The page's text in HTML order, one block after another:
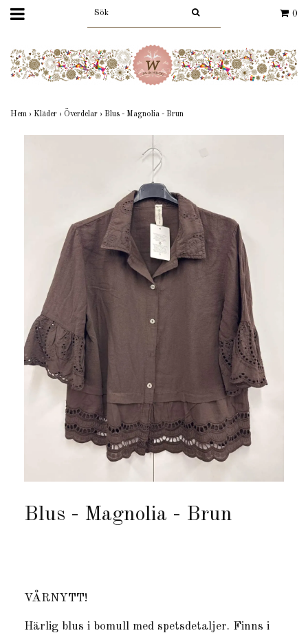
0
Hem › Kläder › Överdelar › Blus - Magnolia - Brun
Blus - Magnolia - Brun
VÅRNYTT!
Härlig blus i bomull med spetsdetaljer. Finns i